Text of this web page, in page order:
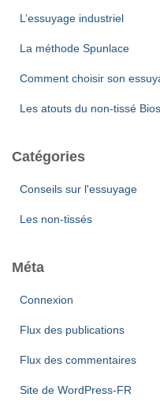
L’essuyage industriel
La méthode Spunlace
Comment choisir son
Les atouts du non-tissé
Catégories
Conseils sur l'essuyage
Les non-tissés
Méta
Connexion
Flux des publications
Flux des commentaires
Site de WordPress-FR